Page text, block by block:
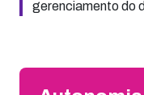
gerenciamento do